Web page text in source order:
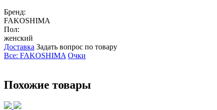
Бренд:
FAKOSHIMA
Пол:
женский
Доставка Задать вопрос по товару
Все: FAKOSHIMA Очки
Похожие товары